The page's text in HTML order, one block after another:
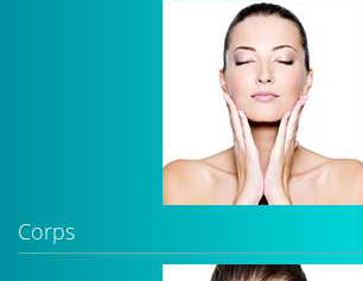
Corps